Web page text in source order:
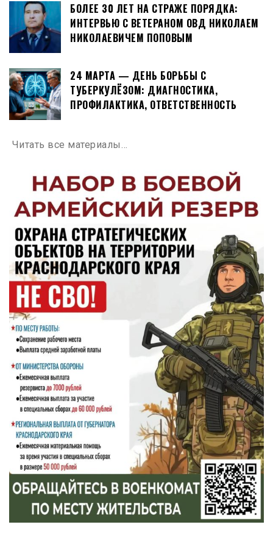
БОЛЕЕ 30 ЛЕТ НА СТРАЖЕ ПОРЯДКА:
ИНТЕРВЬЮ С ВЕТЕРАНОМ ОВД НИКОЛАЕМ
НИКОЛАЕВИЧЕМ ПОПОВЫМ
24 МАРТА — ДЕНЬ БОРЬБЫ С
ТУБЕРКУЛЁЗОМ: ДИАГНОСТИКА,
ПРОФИЛАКТИКА, ОТВЕТСТВЕННОСТЬ
Читать все материалы…